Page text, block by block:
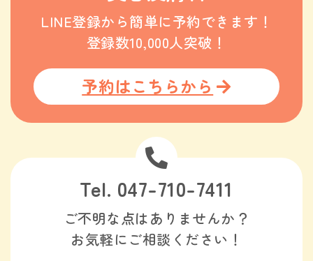
Tel. 047-710-7411
ご不明な点はありませんか？
お気軽にご相談ください！
LINE登録から簡単に予約できます！
登録数10,000人突破！
予約はこちらから